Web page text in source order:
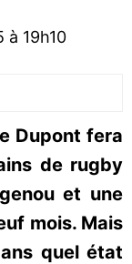
à 19h10
Dupont fera
de rugby
et une
mois. Mais
quel état